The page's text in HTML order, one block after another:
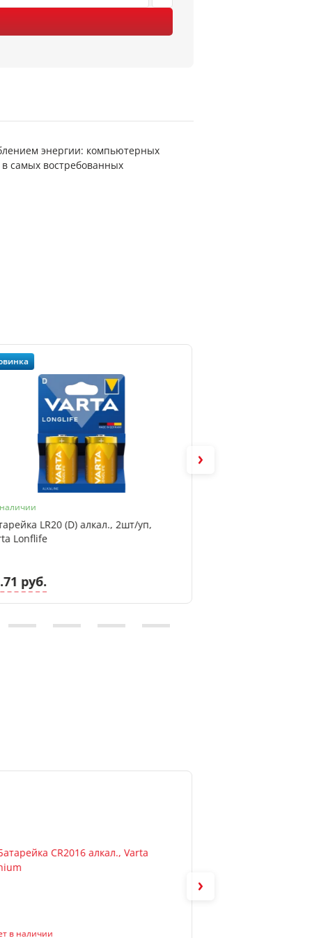
энергии: компьютерных
самых востребованных
LR20 (D) алкал., 2шт/уп,
Lonflife
руб.
в наличии